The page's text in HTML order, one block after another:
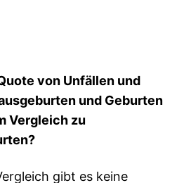
von Unfällen und
und Geburten
Vergleich zu
gibt es keine